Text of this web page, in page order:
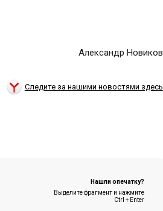
Александр Новиков
Следите за нашими новостями здесь
Нашли опечатку?
Выделите фрагмент и нажмите
Ctrl + Enter